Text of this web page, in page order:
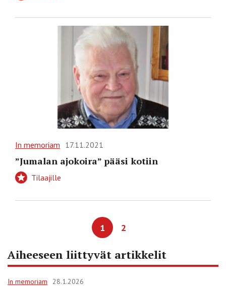
In memoriam 17.11.2021
”Jumalan ajokoira” pääsi kotiin
Tilaajille
1 2
Aiheeseen liittyvät artikkelit
In memoriam 28.1.2026